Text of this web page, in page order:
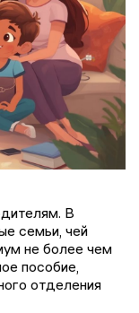
В
семьи, чей
не более чем
пособие,
отделения